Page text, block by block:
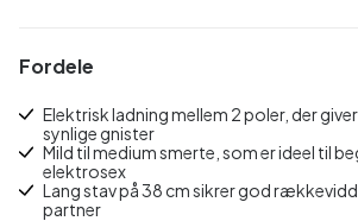
Fordele
Elektrisk ladning mellem 2 poler, der
synlige gnister
Mild til medium smerte, som er ideel til
elektrosex
Lang stav på 38 cm sikrer god
partner